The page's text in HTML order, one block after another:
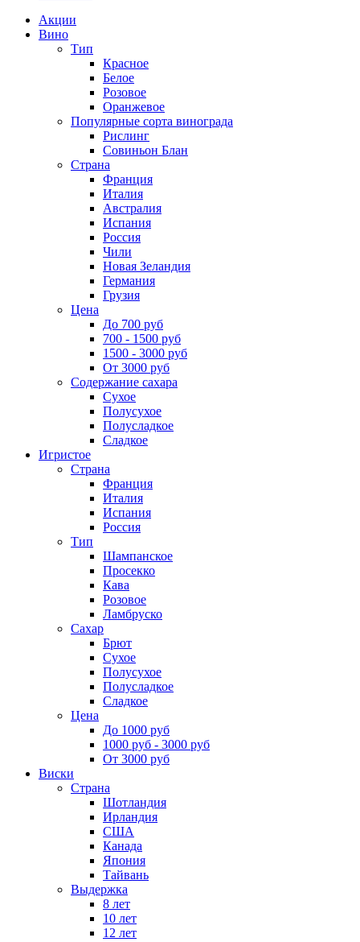
Акции
Вино
Тип
Красное
Белое
Розовое
Оранжевое
Популярные сорта винограда
Рислинг
Совиньон Блан
Страна
Франция
Италия
Австралия
Испания
Россия
Чили
Новая Зеландия
Германия
Грузия
Цена
До 700 руб
700 - 1500 руб
1500 - 3000 руб
От 3000 руб
Содержание сахара
Сухое
Полусухое
Полусладкое
Сладкое
Игристое
Страна
Франция
Италия
Испания
Россия
Тип
Шампанское
Просекко
Кава
Розовое
Ламбруско
Сахар
Брют
Сухое
Полусухое
Полусладкое
Сладкое
Цена
До 1000 руб
1000 руб - 3000 руб
От 3000 руб
Виски
Страна
Шотландия
Ирландия
США
Канада
Япония
Тайвань
Выдержка
8 лет
10 лет
12 лет